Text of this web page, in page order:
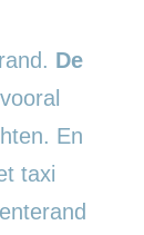
De
En
taxi